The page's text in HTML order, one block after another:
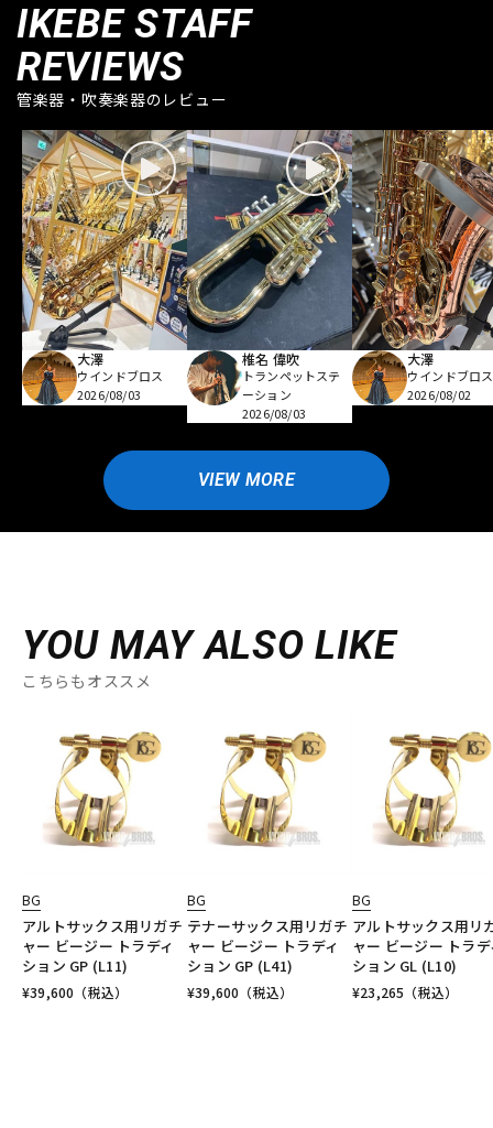
IKEBE STAFF
REVIEWS
管楽器・吹奏楽器のレビュー
大澤
ウインドブロス
2026/08/03
椎名 偉吹
トランペットステ
ーション
2026/08/03
大澤
ウインドブロス
2026/08/02
VIEW MORE
YOU MAY ALSO LIKE
こちらもオススメ
BG
アルトサックス用リガチ
ャー ビージー トラディ
ション GP (L11)
¥39,600 （税込）
BG
テナーサックス用リガチ
ャー ビージー トラディ
ション GP (L41)
¥39,600 （税込）
BG
アルトサックス用リ
ャー ビージー トラ
ション GL (L10)
¥23,265 （税込）